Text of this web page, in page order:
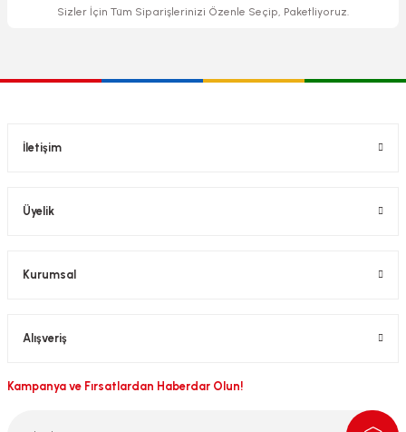
Sizler İçin Tüm Siparişlerinizi Özenle Seçip, Paketliyoruz.
İletişim
Üyelik
Kurumsal
Alışveriş
Kampanya ve Fırsatlardan Haberdar Olun!